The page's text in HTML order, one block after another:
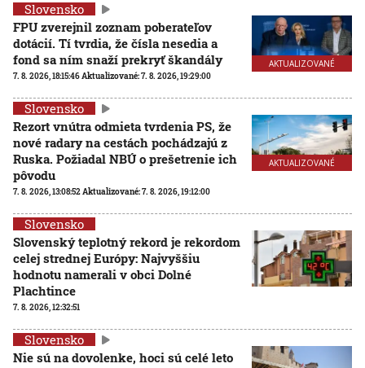
AKTUALIZOVANÉ
Slovensko
FPU zverejnil zoznam poberateľov
dotácií. Tí tvrdia, že čísla nesedia a
fond sa ním snaží prekryť škandály
7. 8. 2026, 18:15:46Aktualizované:7. 8. 2026, 19:29:00
AKTUALIZOVANÉ
Slovensko
Rezort vnútra odmieta tvrdenia PS, že
nové radary na cestách pochádzajú z
Ruska. Požiadal NBÚ o prešetrenie ich
pôvodu
7. 8. 2026, 13:08:52Aktualizované:7. 8. 2026, 19:12:00
Slovensko
Slovenský teplotný rekord je rekordom
celej strednej Európy: Najvyššiu
hodnotu namerali v obci Dolné
Plachtince
7. 8. 2026, 12:32:51
Slovensko
Nie sú na dovolenke, hoci sú celé leto